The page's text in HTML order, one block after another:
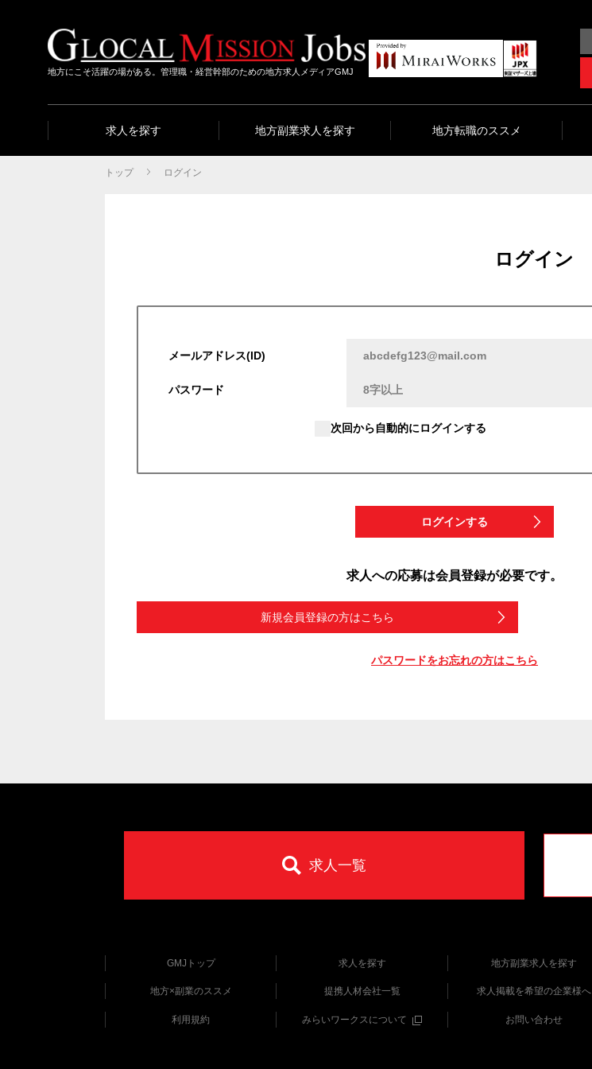
地方にこそ活躍の場がある。管理職・経営幹部のための地方求人メディアGMJ
求人を探す 地方副業求人を探す 地方転職のススメ
トップ ログイン
ログイン
メールアドレス(ID)
パスワード
次回から自動的にログインする
ログインする
求人への応募は会員登録が必要です。
新規会員登録の方はこちら
パスワードをお忘れの方はこちら
求人一覧
GMJトップ 求人を探す 地方副業求人を探す
地方×副業のススメ 提携人材会社一覧 求人掲載を希望の企業様へ
利用規約 みらいワークスについて お問い合わせ